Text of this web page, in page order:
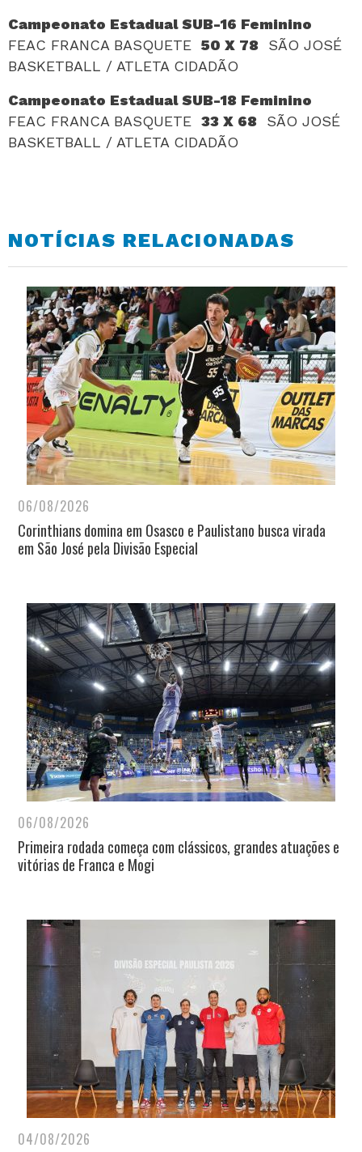
Campeonato Estadual SUB-16 Feminino
FEAC FRANCA BASQUETE 50 X 78
SÃO JOSÉ
BASKETBALL / ATLETA CIDADÃO
Campeonato Estadual SUB-18 Feminino
FEAC FRANCA BASQUETE 33 X 68
SÃO JOSÉ
BASKETBALL / ATLETA CIDADÃO
NOTÍCIAS RELACIONADAS
06/08/2026
Corinthians domina em Osasco e Paulistano busca virada
em São José pela Divisão Especial
06/08/2026
Primeira rodada começa com clássicos, grandes atuações e
vitórias de Franca e Mogi
04/08/2026